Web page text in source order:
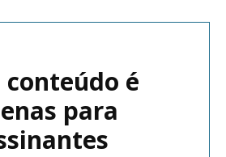
conteúdo é
para